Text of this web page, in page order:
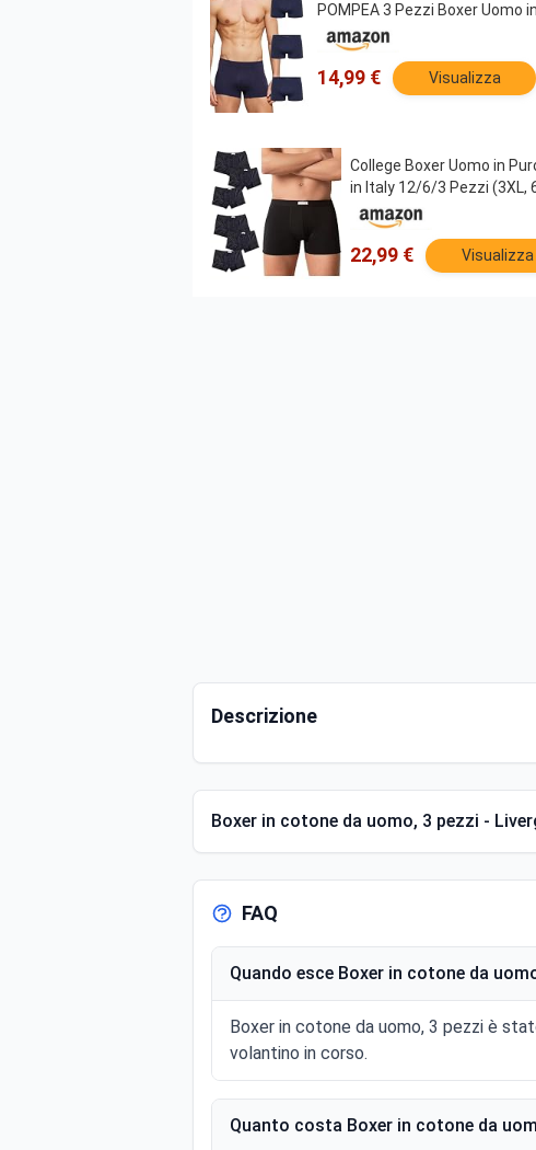
POMPEA 3 Pezzi Boxer
14,99 € Visualizza
College Boxer Uomo in
in Italy 12/6/3 Pezzi (3XL,
22,99 € Visualizza
Descrizione
Boxer in cotone da uomo, 3 pezzi -
FAQ
Quando esce Boxer in cotone da
Boxer in cotone da uomo, 3 pezzi è
volantino in corso.
Quanto costa Boxer in cotone da